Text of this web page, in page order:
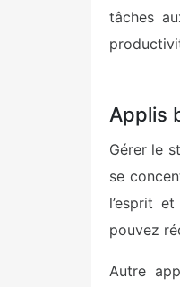
tâches
Applis
Gérer le
se
l’esprit
pouvez
Autre